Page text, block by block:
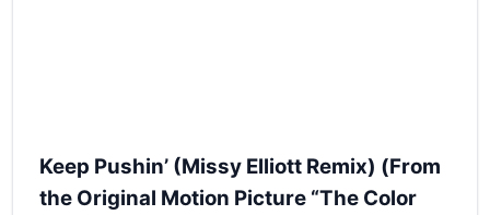
Keep Pushin’ (Missy Elliott Remix) (From
the Original Motion Picture “The Color